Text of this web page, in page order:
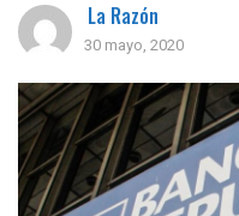
La Razón
30 mayo, 2020